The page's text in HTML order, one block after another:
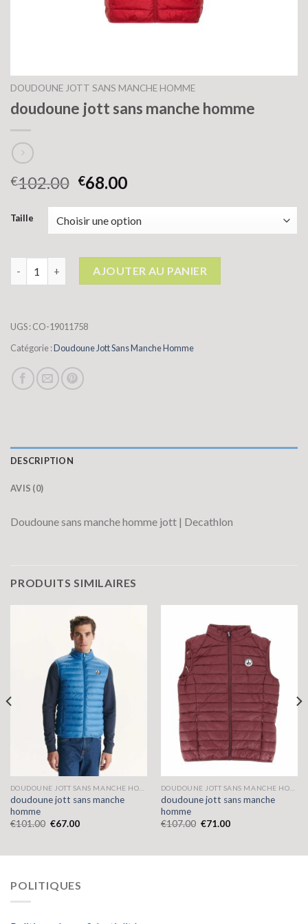
DOUDOUNE JOTT SANS MANCHE HOMME
doudoune jott sans manche homme
€102.00 €68.00
Taille
quantité de doudoune jott sans manche homme
AJOUTER AU PANIER
UGS :CO-19011758
Catégorie :Doudoune Jott Sans Manche Homme
DESCRIPTION
AVIS (0)
Doudoune sans manche homme jott | Decathlon
PRODUITS SIMILAIRES
doudoune jott sans manche
homme
€101.00 €67.00
doudoune jott sans manche
homme
€107.00 €71.00
POLITIQUES